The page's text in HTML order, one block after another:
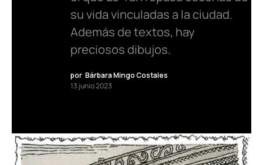
su vida vinculadas a la ciudad.
Además de textos, hay
preciosos dibujos.
por Bárbara Mingo Costales
13 junio 2023